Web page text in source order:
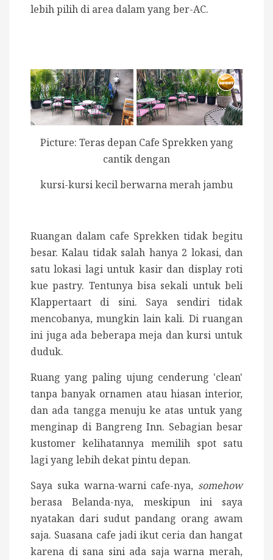
lebih pilih di area dalam yang ber-AC.
Picture: Teras depan Cafe Sprekken yang
cantik dengan
kursi-kursi kecil berwarna merah jambu
Ruangan dalam cafe Sprekken tidak begitu
besar. Kalau tidak salah hanya 2 lokasi, dan
satu lokasi lagi untuk kasir dan display roti
kue pastry. Tentunya bisa sekali untuk beli
Klappertaart di sini. Saya sendiri tidak
mencobanya, mungkin lain kali. Di ruangan
ini juga ada beberapa meja dan kursi untuk
duduk.
Ruang yang paling ujung cenderung 'clean'
tanpa banyak ornamen atau hiasan interior,
dan ada tangga menuju ke atas untuk yang
menginap di Bangreng Inn. Sebagian besar
kustomer kelihatannya memilih spot satu
lagi yang lebih dekat pintu depan.
Saya suka warna-warni cafe-nya, somehow
berasa Belanda-nya, meskipun ini saya
nyatakan dari sudut pandang orang awam
saja. Suasana cafe jadi ikut ceria dan hangat
karena di sana sini ada saja warna merah,